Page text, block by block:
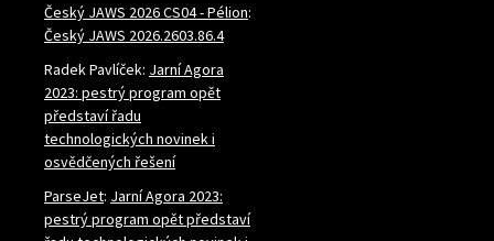
Český JAWS 2026 CS04 - Pélion:
Český JAWS 2026.2603.86.4
Radek Pavlíček: Jarní Agora
2023: pestrý program opět
představí řadu
technologických novinek i
osvědčených řešení
ParseJet: Jarní Agora 2023:
pestrý program opět představí